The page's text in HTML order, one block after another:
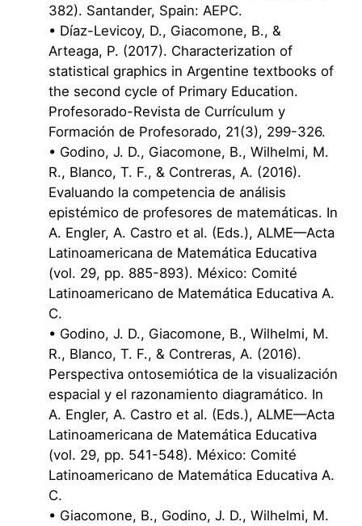
382). Santander, Spain: AEPC.
• Díaz-Levicoy, D., Giacomone, B., &
Arteaga, P. (2017). Characterization of
statistical graphics in Argentine textbooks of
the second cycle of Primary Education.
Profesorado-Revista de Currículum y
Formación de Profesorado, 21(3), 299-326.
• Godino, J. D., Giacomone, B., Wilhelmi, M.
R., Blanco, T. F., & Contreras, A. (2016).
Evaluando la competencia de análisis
epistémico de profesores de matemáticas. In
A. Engler, A. Castro et al. (Eds.), ALME––Acta
Latinoamericana de Matemática Educativa
(vol. 29, pp. 885-893). México: Comité
Latinoamericano de Matemática Educativa A.
C.
• Godino, J. D., Giacomone, B., Wilhelmi, M.
R., Blanco, T. F., & Contreras, A. (2016).
Perspectiva ontosemiótica de la visualización
espacial y el razonamiento diagramático. In
A. Engler, A. Castro et al. (Eds.), ALME––Acta
Latinoamericana de Matemática Educativa
(vol. 29, pp. 541-548). México: Comité
Latinoamericano de Matemática Educativa A.
C.
• Giacomone, B., Godino, J. D., Wilhelmi, M.